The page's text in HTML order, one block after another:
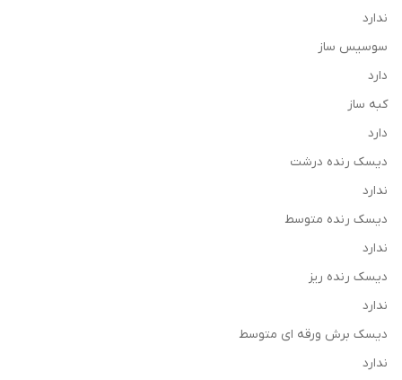
ندارد
سوسیس ساز
دارد
کبه ساز
دارد
دیسک رنده درشت
ندارد
دیسک رنده متوسط
ندارد
دیسک رنده ریز
ندارد
دیسک برش ورقه ای متوسط
ندارد